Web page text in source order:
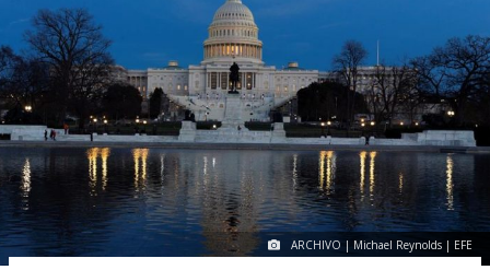
ARCHIVO | Michael Reynolds | EFE